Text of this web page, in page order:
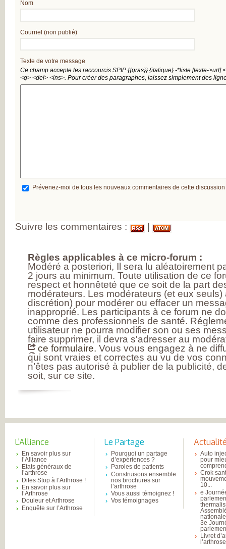
FUTURES
Nom
Courriel (non publié)
Texte de votre message
Ce champ accepte les raccourcis SPIP {{gras}} {italique} -*liste [texte->url]
<q> <del> <ins>. Pour créer des paragraphes, laissez simplement des
Prévenez-moi de tous les nouveaux commentaires de cette
Suivre les commentaires :
Règles applicables à ce micro-forum :
Modéré a posteriori, Il sera lu aléatoirement
2 jours au minimum. Toute utilisation de ce
respect et honnêteté que ce soit de la part
modérateurs. Les modérateurs (et eux
discrétion) pour modérer ou effacer un
inapproprié. Les participants à ce forum ne
comme des professionnels de santé.
utilisateur ne pourra modifier son ou ses
faire supprimer, il devra s'adresser au
ce formulaire. Vous vous engagez à ne
qui sont vraies et correctes au vu de vos
n’êtes pas autorisé à publier de la publicité,
soit, sur ce site.
L'Alliance
En savoir plus sur
l’Alliance
Etats généraux de
l’arthrose
Dites Stop à l’Arthrose !
En savoir plus sur
l’Arthrose
Douleur et Arthrose
Enquête sur l’Arthrose
Le Partage
Pourquoi un partage
d’expériences ?
Paroles de patients
Construisons ensemble
nos brochures sur
l’arthrose
Vous aussi témoignez !
Vos témoignages
Auto
pour
Crok
10...
e
3e
Livret
l’arthrose